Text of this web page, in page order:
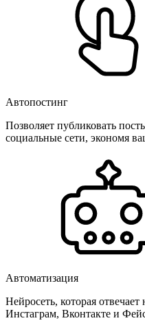
Автопостинг
Позволяет публиковать
социальные сети, экономя
Автоматизация
Нейросеть, которая
Инстаграм, Вконтакте и